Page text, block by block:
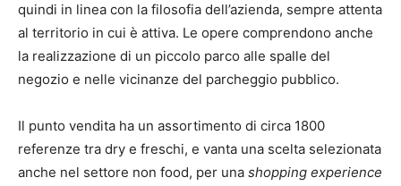
quindi in linea con la filosofia dell’azienda, sempre attenta
al territorio in cui è attiva. Le opere comprendono anche
la realizzazione di un piccolo parco alle spalle del
negozio e nelle vicinanze del parcheggio pubblico.
Il punto vendita ha un assortimento di circa 1800
referenze tra dry e freschi, e vanta una scelta selezionata
anche nel settore non food, per una shopping experience